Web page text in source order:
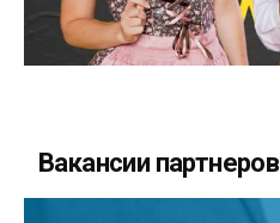
Вакансии партнеров